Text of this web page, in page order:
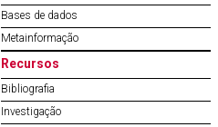
Bases de dados
Metainformação
Recursos
Bibliografia
Investigação